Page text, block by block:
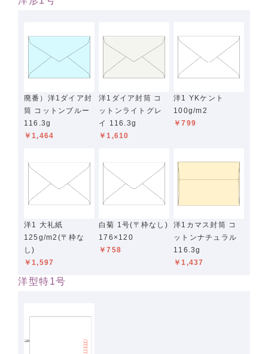
廃番）洋1ダイア封
筒 コットンブルー
116.3g
￥1,464
洋1ダイア封筒 コ
ットンライトグレ
イ 116.3g
￥1,610
洋1 YKケント
100g/m2
￥799
洋1 大礼紙
125g/m2(〒枠な
し)
￥1,597
白菊 1号(〒枠なし)
176×120
￥758
洋1カマス封筒 コ
ットンナチュラル
116.3g
￥1,437
洋型特1号